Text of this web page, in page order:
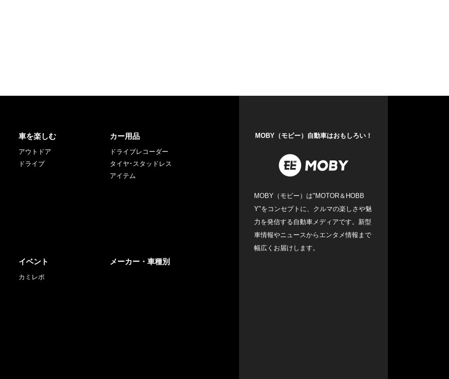
車を楽しむ
アウトドア
ドライブ
カー用品
ドライブレコーダー
タイヤ･スタッドレス
アイテム
イベント
カミレポ
メーカー・車種別
MOBY（モビー）自動車はおもしろい！
MOBY（モビー）は"MOTOR＆HOBB
Y"をコンセプトに、クルマの楽しさや魅
力を発信する自動車メディアです。新型
車情報やニュースからエンタメ情報まで
幅広くお届けします。